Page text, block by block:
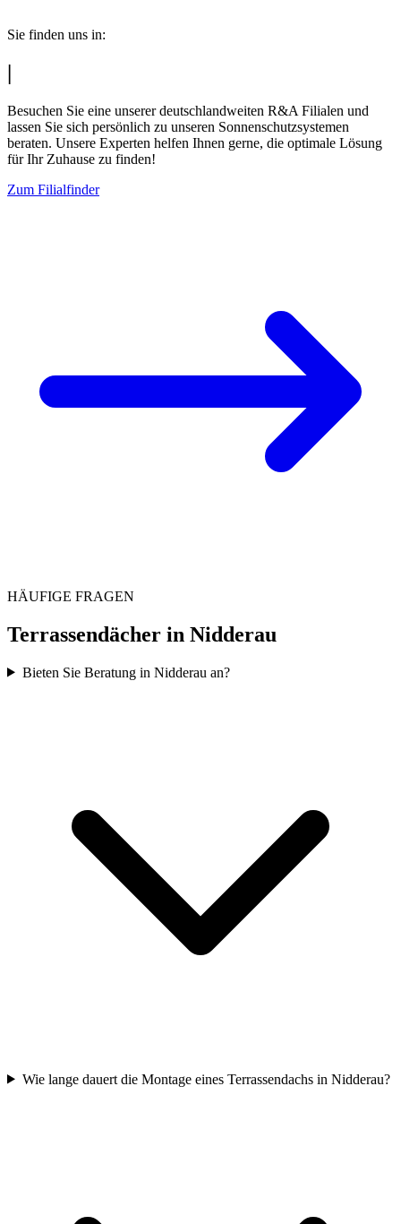
Sie finden uns in:
|
Besuchen Sie eine unserer deutschlandweiten R&A Filialen und
lassen Sie sich persönlich zu unseren Sonnenschutzsystemen
beraten. Unsere Experten helfen Ihnen gerne, die optimale Lösung
für Ihr Zuhause zu finden!
Zum Filialfinder
HÄUFIGE FRAGEN
Terrassendächer in Nidderau
Bieten Sie Beratung in Nidderau an?
Wie lange dauert die Montage eines Terrassendachs in Nidderau?